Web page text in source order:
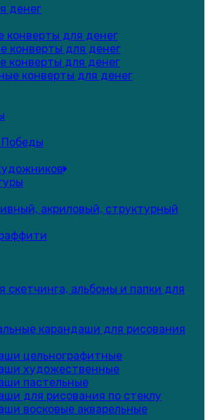
денег
конверты для денег
конверты для денег
конверты для денег
конверты для денег
акриловый, структурный
скетчинга, альбомы и папки для
карандаши для рисования
цельнографитные
художественные
пастельные
для рисования по стеклу
восковые акварельные